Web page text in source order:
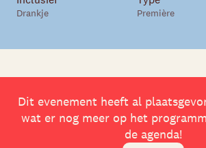
Drankje Première
Dit evenement heeft al
wat er nog meer op het
de agenda!